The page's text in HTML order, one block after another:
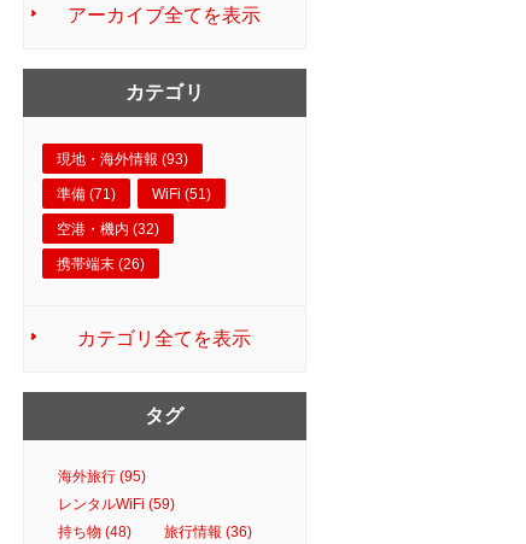
アーカイブ全てを表示
カテゴリ
現地・海外情報 (93)
準備 (71) WiFi (51)
空港・機内 (32)
携帯端末 (26)
カテゴリ全てを表示
タグ
海外旅行 (95)
レンタルWiFi (59)
持ち物 (48)
旅行情報 (36)